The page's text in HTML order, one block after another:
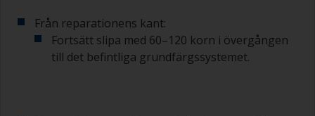
Från reparationens kant:
Fortsätt slipa med 60–120 korn i övergången
till det befintliga grundfärgssystemet.